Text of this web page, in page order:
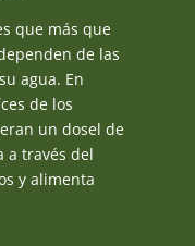
que más que
de las
agua. En
de los
un dosel de
a través del
y alimenta